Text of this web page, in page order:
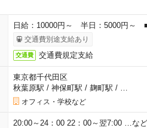
日給：10000円～ 半日：5000円～ ■
交通費別途支給あり
交通費 交通費規定支給
東京都千代田区
秋葉原駅 / 神保町駅 / 麹町駅 /
オフィス・学校など
20:00～24：00 22：00～翌7:00 …な